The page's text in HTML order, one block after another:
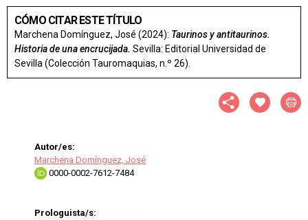
CÓMO CITAR ESTE TÍTULO
Marchena Domínguez, José (2024): Taurinos y antitaurinos.
Historia de una encrucijada. Sevilla: Editorial Universidad de
Sevilla (Colección Tauromaquias, n.º 26).
Autor/es:
Marchena Domínguez, José
0000-0002-7612-7484
Prologuista/s: